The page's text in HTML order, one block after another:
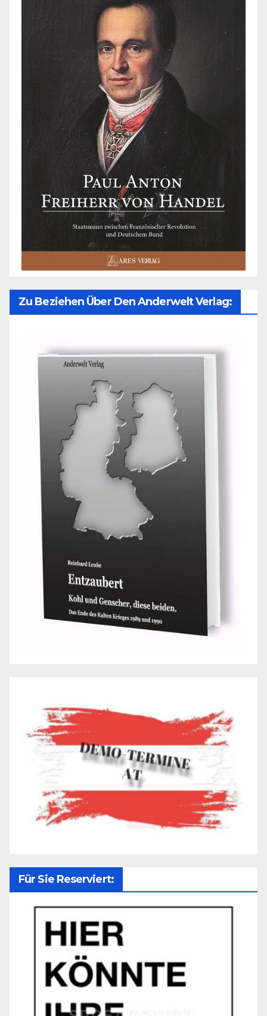
Zu Beziehen Über Den Anderwelt Verlag:
Für Sie Reserviert: